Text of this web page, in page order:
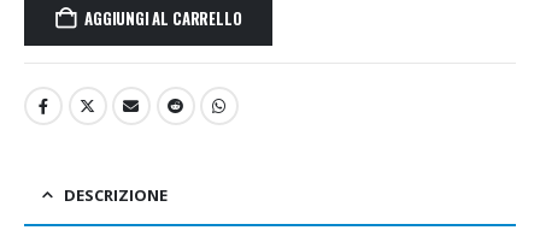
AGGIUNGI AL CARRELLO
DESCRIZIONE